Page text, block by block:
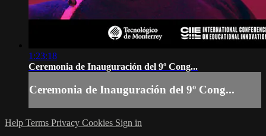
1:23:18
Ceremonia de Inauguración del 9º Cong...
Ceremonia de Inauguración del 9º Cong...
Help Terms Privacy Cookies Sign in